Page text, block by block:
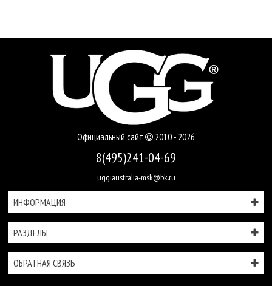
Официальный сайт 2010 - 2026
8(495)241-04-69
uggiaustralia-msk@bk.ru
ИНФОРМАЦИЯ
РАЗДЕЛЫ
ОБРАТНАЯ СВЯЗЬ